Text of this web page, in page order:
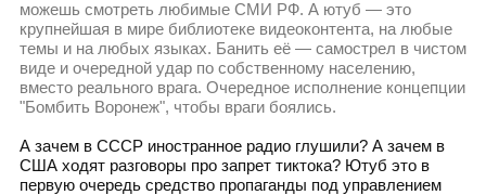
можешь смотреть любимые СМИ РФ. А ютуб — это
крупнейшая в мире библиотеке видеоконтента, на любые
темы и на любых языках. Банить её — самострел в чистом
виде и очередной удар по собственному населению,
вместо реального врага. Очередное исполнение концепции
"Бомбить Воронеж", чтобы враги боялись.
А зачем в СССР иностранное радио глушили? А зачем в
США ходят разговоры про запрет тиктока? Ютуб это в
первую очередь средство пропаганды под управлением